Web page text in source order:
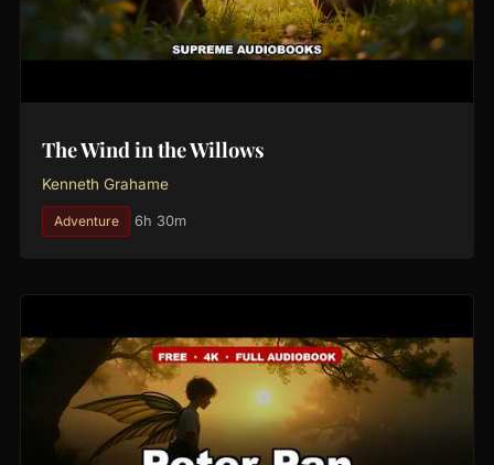
The Wind in the Willows
Kenneth Grahame
Adventure 6h 30m